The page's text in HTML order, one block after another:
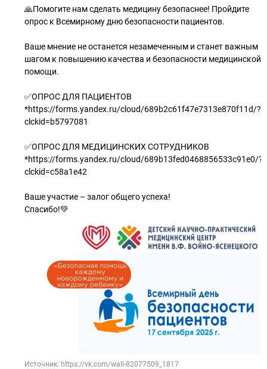
🙏Помогите нам сделать медицину безопаснее! Пройдите
опрос к Всемирному дню безопасности пациентов.
Ваше мнение не останется незамеченным и станет важным
шагом к повышению качества и безопасности медицинской
помощи.
✅ОПРОС ДЛЯ ПАЦИЕНТОВ
*https://forms.yandex.ru/cloud/689b2c61f47e7313e870f11d/?
clckid=b5797081
✅ОПРОС ДЛЯ МЕДИЦИНСКИХ СОТРУДНИКОВ
*https://forms.yandex.ru/cloud/689b13fed0468856533c91e0/?
clckid=c58a1e42
Ваше участие – залог общего успеха!
Спасибо!💚
Источник: https://vk.com/wall-82077509_1817